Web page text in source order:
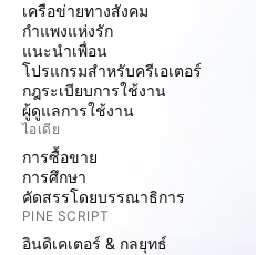
เครือข่ายทางสังคม
กำแพงแห่งรัก
แนะนำเพื่อน
โปรแกรมสำหรับครีเอเตอร์
กฎระเบียบการใช้งาน
ผู้ดูแลการใช้งาน
ไอเดีย
การซื้อขาย
การศึกษา
คัดสรรโดยบรรณาธิการ
PINE SCRIPT
อินดิเคเตอร์ & กลยุทธ์